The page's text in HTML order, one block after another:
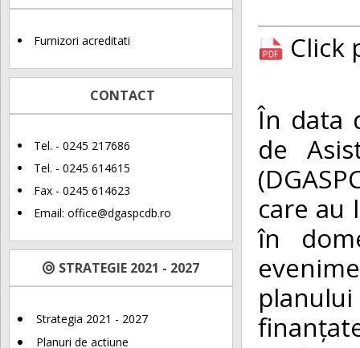
Furnizori acreditati
CONTACT
Tel. - 0245 217686
Tel. - 0245 614615
Fax - 0245 614623
Email: office@dgaspcdb.ro
STRATEGIE 2021 - 2027
Strategia 2021 - 2027
Planuri de actiune
Click
În data
de
care au
în